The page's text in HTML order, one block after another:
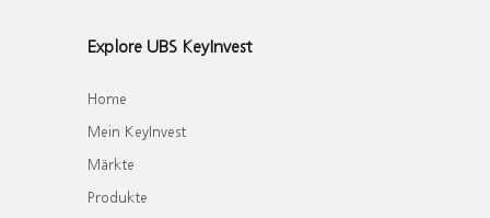
Explore UBS KeyInvest
Home
Mein KeyInvest
Märkte
Produkte